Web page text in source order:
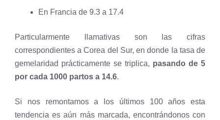
En Francia de 9.3 a 17.4
Particularmente llamativas son las cifras
correspondientes a Corea del Sur, en donde la tasa de
gemelaridad prácticamente se triplica, pasando de 5
por cada 1000 partos a 14.6.
Si nos remontamos a los últimos 100 años esta
tendencia es aún más marcada, encontrándonos con